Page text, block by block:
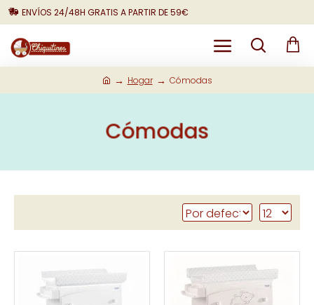
ENVÍOS 24/48H GRATIS A PARTIR DE 59€
Hogar Cómodas
Cómodas